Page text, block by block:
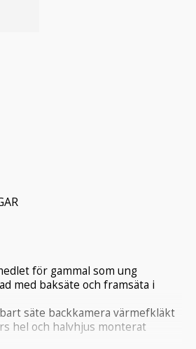
för gammal som ung
med baksäte och framsäta i
säte backkamera värmefkläkt
hel och halvhjus monterat